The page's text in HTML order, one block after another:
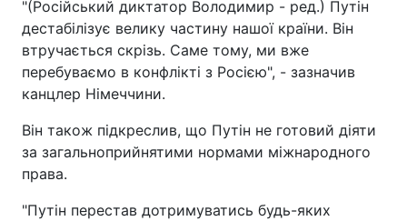
"(Російський диктатор Володимир - ред.) Путін
дестабілізує велику частину нашої країни. Він
втручається скрізь. Саме тому, ми вже
перебуваємо в конфлікті з Росією", - зазначив
канцлер Німеччини.
Він також підкреслив, що Путін не готовий діяти
за загальноприйнятими нормами міжнародного
права.
"Путін перестав дотримуватись будь-яких